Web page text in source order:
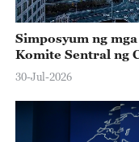
Simposyum ng
Komite Sentral ng
30-Jul-2026